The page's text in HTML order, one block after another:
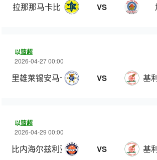
拉那那马卡比 VS
以篮超
2026-04-27 00:00
里雄莱锡安马卡比 VS 基
以篮超
2026-04-29 00:00
比内海尔兹利亚 VS 基